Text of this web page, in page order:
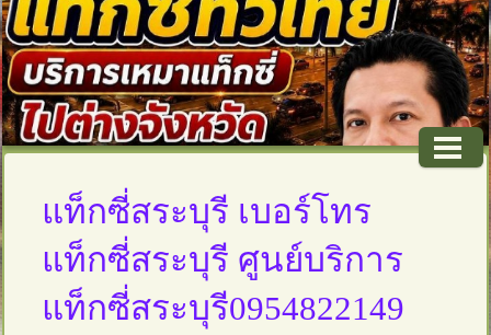
แท็กซี่สระบุรี เบอร์โทร
แท็กซี่สระบุรี ศูนย์บริการ
แท็กซี่สระบุรี0954822149